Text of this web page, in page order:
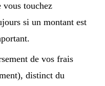
vous touchez
si un montant est
de vos frais
distinct du